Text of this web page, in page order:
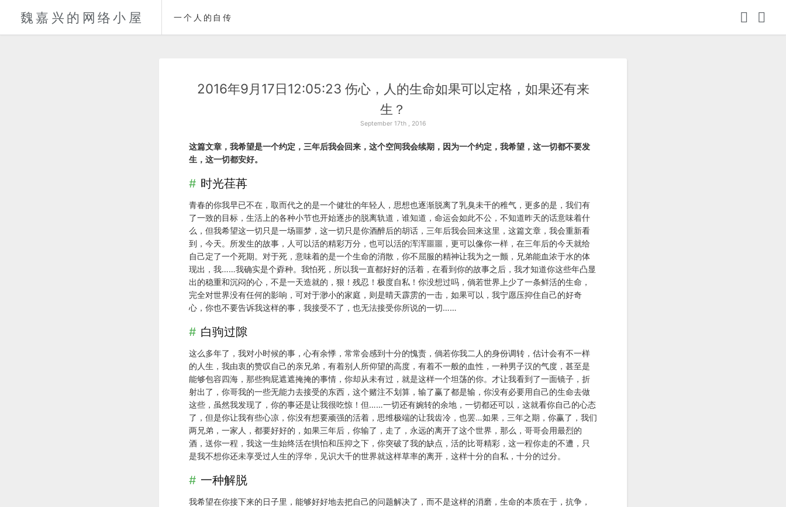
魏嘉兴的网络小屋 一个人的自传
2016年9月17日12:05:23 伤心，人的生命如果可以定格，如果还有来
生？
September 17th , 2016
这篇文章，我希望是一个约定，三年后我会回来，这个空间我会续期，因为一个约定，我希望，这一切都不要发
生，这一切都安好。
时光荏苒
青春的你我早已不在，取而代之的是一个健壮的年轻人，思想也逐渐脱离了乳臭未干的稚气，更多的是，我们有
了一致的目标，生活上的各种小节也开始逐步的脱离轨道，谁知道，命运会如此不公，不知道昨天的话意味着什
么，但我希望这一切只是一场噩梦，这一切只是你酒醉后的胡话，三年后我会回来这里，这篇文章，我会重新看
到，今天。所发生的故事，人可以活的精彩万分，也可以活的浑浑噩噩，更可以像你一样，在三年后的今天就给
自己定了一个死期。对于死，意味着的是一个生命的消散，你不屈服的精神让我为之一颤，兄弟能血浓于水的体
现出，我……我确实是个孬种。我怕死，所以我一直都好好的活着，在看到你的故事之后，我才知道你这些年凸显
出的稳重和沉闷的心，不是一天造就的，狠！残忍！极度自私！你没想过吗，倘若世界上少了一条鲜活的生命，
完全对世界没有任何的影响，可对于渺小的家庭，则是晴天霹雳的一击，如果可以，我宁愿压抑住自己的好奇
心，你也不要告诉我这样的事，我接受不了，也无法接受你所说的一切……
白驹过隙
这么多年了，我对小时候的事，心有余悸，常常会感到十分的愧责，倘若你我二人的身份调转，估计会有不一样
的人生，我由衷的赞叹自己的亲兄弟，有着别人所仰望的高度，有着不一般的血性，一种男子汉的气度，甚至是
能够包容四海，那些狗屁遮遮掩掩的事情，你却从未有过，就是这样一个坦荡的你。才让我看到了一面镜子，折
射出了，你哥我的一些无能力去接受的东西，这个赌注不划算，输了赢了都是输，你没有必要用自己的生命去做
这些，虽然我发现了，你的事还是让我很吃惊！但……一切还有婉转的余地，一切都还可以，这就看你自己的心态
了，但是你让我有些心凉，你没有想要顽强的活着，思维极端的让我齿冷，也罢…如果，三年之期，你赢了，我们
两兄弟，一家人，都要好好的，如果三年后，你输了，走了，永远的离开了这个世界，那么，哥哥会用最烈的
酒，送你一程，我这一生始终活在惧怕和压抑之下，你突破了我的缺点，活的比哥精彩，这一程你走的不遭，只
是我不想你还未享受过人生的浮华，见识大千的世界就这样草率的离开，这样十分的自私，十分的过分。
一种解脱
我希望在你接下来的日子里，能够好好地去把自己的问题解决了，而不是这样的消磨，生命的本质在于，抗争，